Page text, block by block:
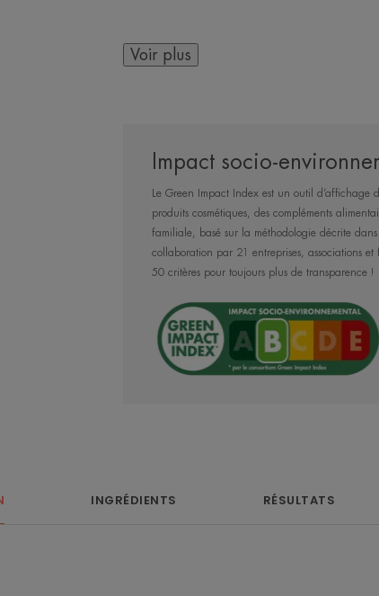
Sa technologie [waterlike] offre une
OIL CONTROL
monolaurine.
Sa formule haute tolérance, sans
Bénéfices
la baignade.Une texture ultra
Voir plus
Impact socio-
Le Green Impact Index est un outil d’affichage
produits cosmétiques, des compléments
familiale, basé sur la méthodologie décrite
collaboration par 21 entreprises, associations
50 critères pour toujours plus de transparence !
INGRÉDIENTS RÉSULTATS